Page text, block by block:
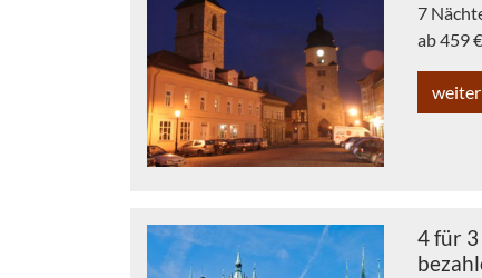
7
ab 459
4 für